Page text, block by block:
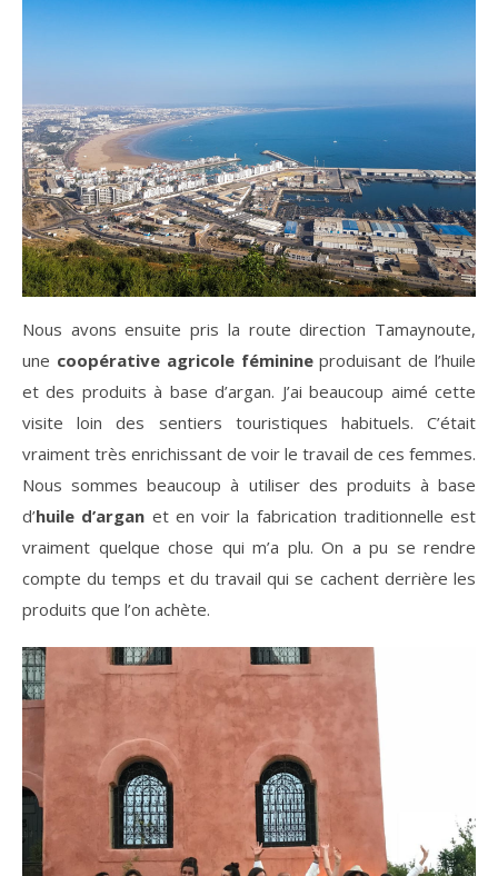
Nous avons ensuite pris la route direction Tamaynoute,
une coopérative agricole féminineproduisant de l’huile
et des produits à base d’argan. J’ai beaucoup aimé cette
visite loin des sentiers touristiques habituels. C’était
vraiment très enrichissant de voir le travail de ces femmes.
Nous sommes beaucoup à utiliser des produits à base
d’huile d’argan et en voir la fabrication traditionnelle est
vraiment quelque chose qui m’a plu. On a pu se rendre
compte du temps et du travail qui se cachent derrière les
produits que l’on achète.